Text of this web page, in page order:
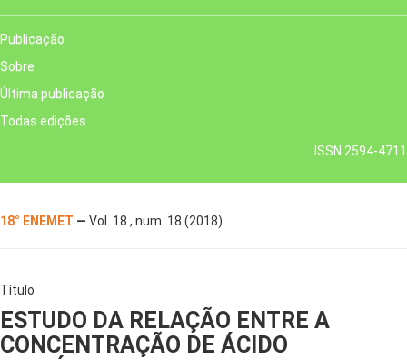
Publicação
Sobre
Última publicação
Todas edições
ISSN 2594-4711
18° ENEMET — Vol. 18 , num. 18 (2018)
Título
ESTUDO DA RELAÇÃO ENTRE A
CONCENTRAÇÃO DE ÁCIDO